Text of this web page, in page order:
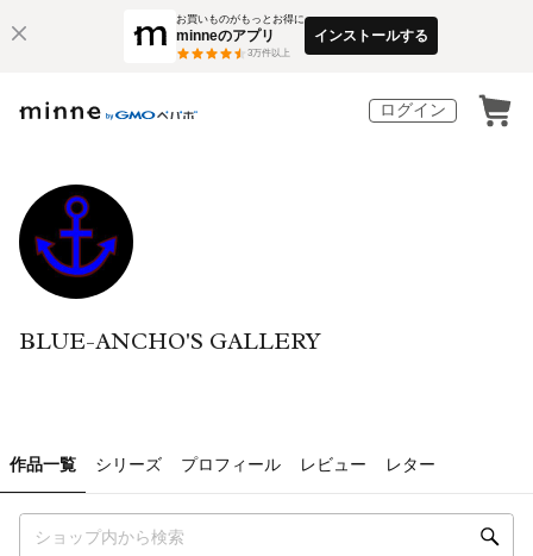
お買いものがもっとお得に
minneのアプリ
3万件以上
インストールする
ログイン
BLUE-ANCHO'S GALLERY
作品一覧 シリーズ プロフィール レビュー レター